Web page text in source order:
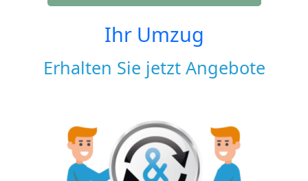
Ihr Umzug
Erhalten Sie jetzt Angebote